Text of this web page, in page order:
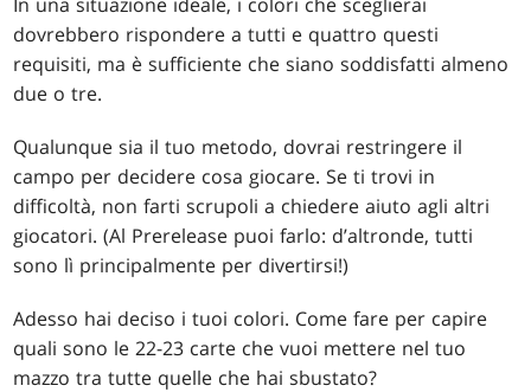
dovrebbero rispondere a tutti e quattro questi
requisiti, ma è sufficiente che siano soddisfatti almeno
due o tre.
Qualunque sia il tuo metodo, dovrai restringere il
campo per decidere cosa giocare. Se ti trovi in
difficoltà, non farti scrupoli a chiedere aiuto agli altri
giocatori. (Al Prerelease puoi farlo: d’altronde, tutti
sono lì principalmente per divertirsi!)
Adesso hai deciso i tuoi colori. Come fare per capire
quali sono le 22-23 carte che vuoi mettere nel tuo
mazzo tra tutte quelle che hai sbustato?